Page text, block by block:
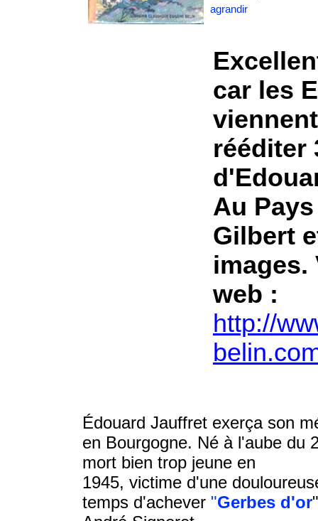
agrandir
car les
rééditer
Au
Gilbert
images.
web :
http://
Édouard Jauffret exerça son
en Bourgogne. Né à l'aube du
mort bien trop jeune en
1945, victime d'une
temps d'achever "Gerbes d'or